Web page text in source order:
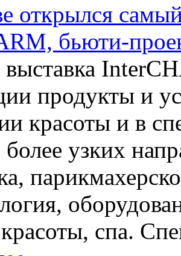
открылся
бьюти-
продукты и
красоты и в
узких
спа.